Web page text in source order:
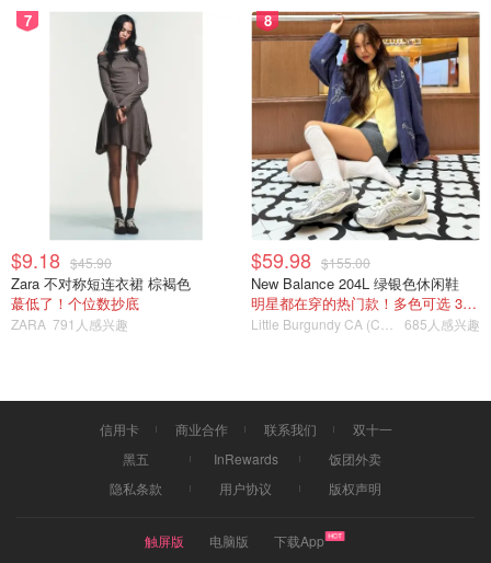
盖上保鲜膜冷藏保存至二发结束
1. 面糊装入裱花袋，一次不要放太多。
2. 在发好的面团表面从里向外画圈圈。挤的不好不要紧，送
入烤箱会自动散开。最后有多余的可以挤在顶部。
3. 180°C 中层烘烤15~16分钟。
7
$9.18 $45.90
Zara 不对称短连衣裙 棕褐色
蕞低了！个位数抄底
ZARA 791人感兴趣
8
$59.98 $155.00
New Balance 204L 绿银色休闲鞋
明星都在穿的热门款！多色可选 3.8折
685人感兴趣
信用卡 商业合作 联系我们
双十一
黑五
InRewards
饭团外卖
隐私条款
用户协议 版权声明
触屏版 电脑版
下载App